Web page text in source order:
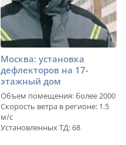
Москва: установка
дефлекторов на 17-
этажный дом
Объем помещения: более 2000
Скорость ветра в регионе: 1.5
м/с
Установленных ТД: 68